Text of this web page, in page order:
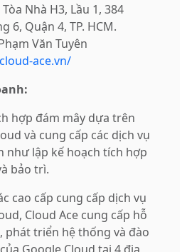
Nhà H3, Lầu 1, 384
6, Quận 4, TP. HCM.
Văn Tuyên
ace.vn/
hợp đám mây dựa trên
và cung cấp các dịch vụ
như lập kế hoạch tích hợp
bảo trì.
cao cấp cung cấp dịch vụ
Cloud Ace cung cấp hỗ
phát triển hệ thống và đào
Google Cloud tại 4 địa